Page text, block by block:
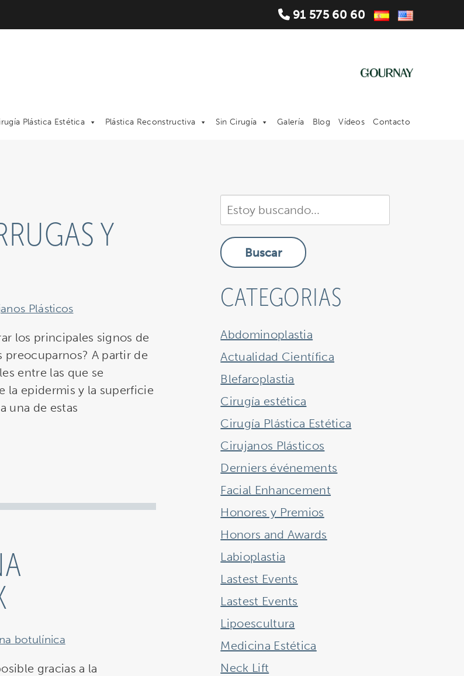
91 575 60 60
Plástica Estética Plástica Reconstructiva Sin Cirugía Galería Blog Vídeos Contacto
Y
Plásticos
los principales signos de
A partir de
entre las que se
la epidermis y la superficie
una de estas
botulínica
gracias a la
Buscar
en
nuestra
sitio
Buscar
CATEGORIAS
Abdominoplastia
Actualidad Científica
Blefaroplastia
Cirugía estética
Cirugía Plástica Estética
Cirujanos Plásticos
Derniers événements
Facial Enhancement
Honores y Premios
Honors and Awards
Labioplastia
Lastest Events
Lastest Events
Lipoescultura
Medicina Estética
Neck Lift